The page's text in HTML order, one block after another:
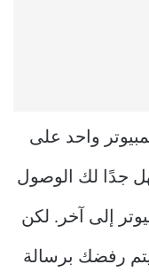
واحد على
جدًا لك الوصول
إلى آخر. لكن
رفضك برسالة